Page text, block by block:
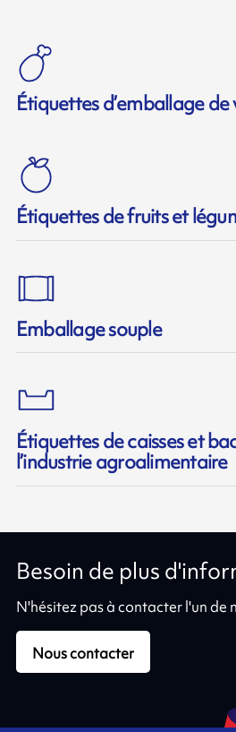
Étiquettes d’emballage de
Étiquettes de fruits et
Emballage souple
Étiquettes de caisses et
l’industrie agroalimentaire
Besoin de plus
N'hésitez pas à contacter l'un de
Nous contacter